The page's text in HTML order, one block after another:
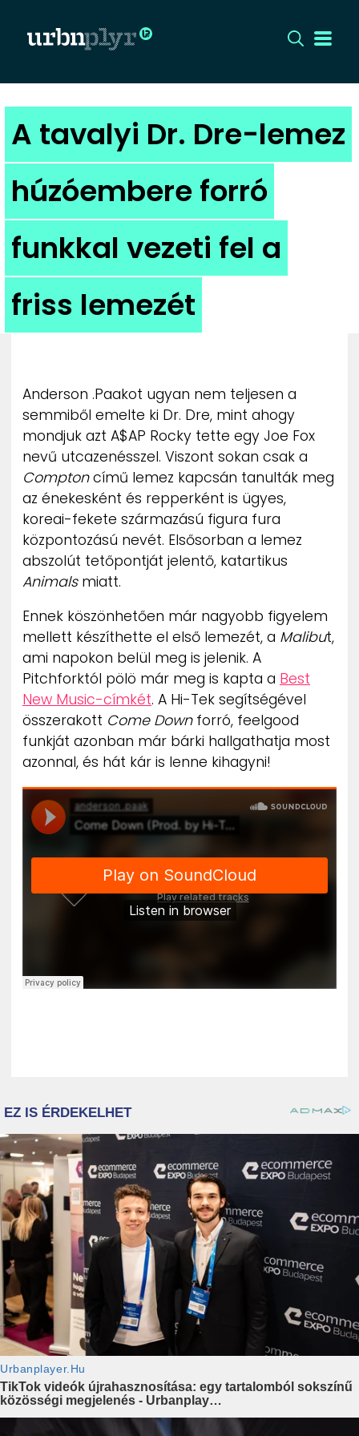
CÍMLAP
DIZÁJN
DIVAT
HIP
KULT
UTCA
ZENE
MÉDIAAJÁNLAT
IMPRESSZUM
PR-ARCHÍVUM
ADATKEZELÉSI TÁJÉKOZTATÓ
A tavalyi Dr. Dre-lemez
húzóembere forró
funkkal vezeti fel a
friss lemezét
Anderson .Paakot ugyan nem teljesen a
semmiből emelte ki Dr. Dre, mint ahogy
mondjuk azt A$AP Rocky tette egy Joe Fox
nevű utcazenésszel. Viszont sokan csak a
Comptoncímű lemez kapcsán tanulták meg
az énekesként és repperként is ügyes,
koreai-fekete származású figura fura
központozású nevét. Elsősorban a lemez
abszolút tetőpontját jelentő, katartikus
Animalsmiatt.
Ennek köszönhetően már nagyobb figyelem
mellett készíthette el első lemezét, a Malibut,
ami napokon belül meg is jelenik. A
Pitchforktól pölö már meg is kapta a Best
New Music-címkét. A Hi-Tek segítségével
összerakott Come Downforró, feelgood
funkját azonban már bárki hallgathatja most
azonnal, és hát kár is lenne kihagyni!